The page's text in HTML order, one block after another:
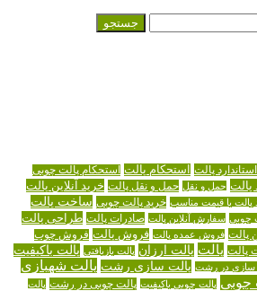
استاندارد پالت استحکام پالت استحکام پالت چوبی
پالت حمل و نقل حمل و نقل پالت خرید آنلاین پالت
پالت با قیمت مناسب خرید پالت چوبی ساخت پالت
چوبی سفارش آنلاین پالت صادرات پالت طراحی پالت
پالت فروش عمده پالت فروش پالت فروش چوب
پالت پالت پالت ارزان پالت بازیافتی پالت باکیفیت
سازی در رشت پالت سازی رشت پالت شهبازی
چوبی پالت چوبی باکیفیت پالت چوبی در رشت پالت